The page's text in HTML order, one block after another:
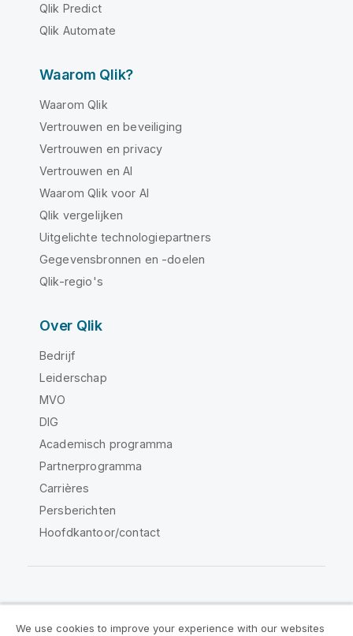
Qlik Predict
Qlik Automate
Waarom Qlik?
Waarom Qlik
Vertrouwen en beveiliging
Vertrouwen en privacy
Vertrouwen en AI
Waarom Qlik voor AI
Qlik vergelijken
Uitgelichte technologiepartners
Gegevensbronnen en -doelen
Qlik-regio's
Over Qlik
Bedrijf
Leiderschap
MVO
DIG
Academisch programma
Partnerprogramma
Carrières
Persberichten
Hoofdkantoor/contact
We use cookies to improve your experience with our websites